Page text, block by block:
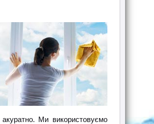
Ми використовуємо